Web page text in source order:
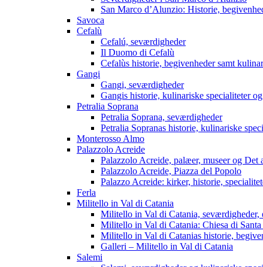
San Marco d’Alunzio: Historie,
Savoca
Cefalù
Cefalú, seværdigheder
Il Duomo di Cefalù
Cefalùs historie, begivenheder samt
Gangi
Gangi, seværdigheder
Gangis historie, kulinariske specialiteter
Petralia Soprana
Petralia Soprana, seværdigheder
Petralia Sopranas historie, kulinariske
Monterosso Almo
Palazzolo Acreide
Palazzolo Acreide, palæer, museer og Det
Palazzolo Acreide, Piazza del Popolo
Palazzo Acreide: kirker, historie,
Ferla
Militello in Val di Catania
Militello in Val di Catania, seværdigheder,
Militello in Val di Catania: Chiesa di
Militello in Val di Catanias historie,
Galleri – Militello in Val di Catania
Salemi